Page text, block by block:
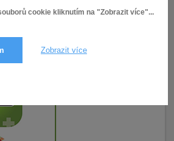
cookie kliknutím na "Zobrazit více"...
Zobrazit více